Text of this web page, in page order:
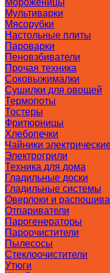
Мороженицы
Мультиварки
Мясорубки
Настольные плиты
Пароварки
Пеновзбиватели
Прочая техника
Соковыжималки
Сушилки для овощей
Термопоты
Тостеры
Фритюрницы
Хлебопечки
Чайники
Электрогрили
Техника для дома
Гладильные доски
Гладильные системы
Оверлоки и
Отпариватели
Парогенераторы
Пароочистители
Пылесосы
Стеклоочистители
Утюги